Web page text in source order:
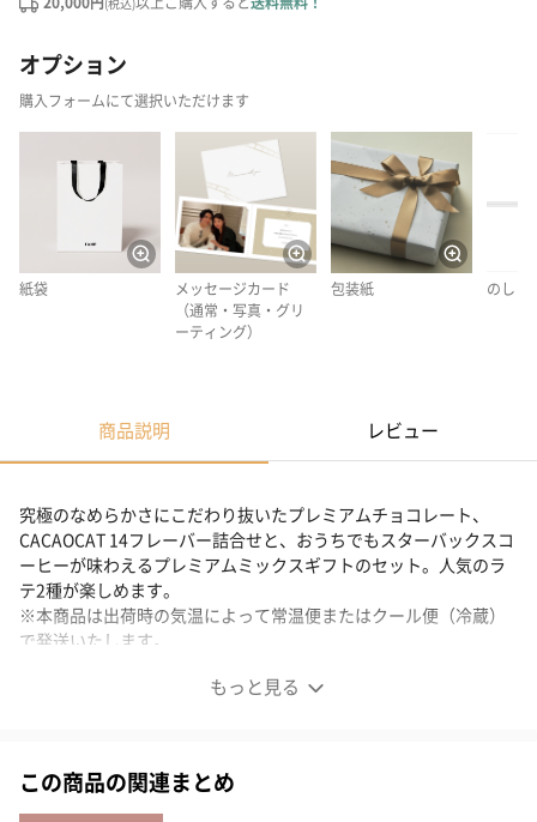
オプション
購入フォームにて選択いただけます
紙袋
メッセージカード
（通常・写真・グリ
ーティング）
包装紙 のし
商品説明 レビュー
もっと見る
究極のなめらかさにこだわり抜いたプレミアムチョコレート、
CACAOCAT 14フレーバー詰合せと、おうちでもスターバックスコ
ーヒーが味わえるプレミアムミックスギフトのセット。人気のラ
テ2種が楽しめます。
※本商品は出荷時の気温によって常温便またはクール便（冷蔵）
で発送いたします。
トセット
この商品の関連まとめ